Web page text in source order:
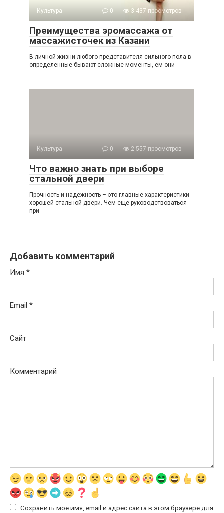
Культура 0 3 437 просмотров
Преимущества эромассажа от
массажисточек из Казани
В личной жизни любого представителя сильного пола в
определенные бывают сложные моменты, ем они
Культура 0 2 557 просмотров
Что важно знать при выборе
стальной двери
Прочность и надежность – это главные характеристики
хорошей стальной двери. Чем еще руководствоваться
при
Добавить комментарий
Имя *
Email *
Сайт
Комментарий
Сохранить моё имя, email и адрес сайта в этом браузере для